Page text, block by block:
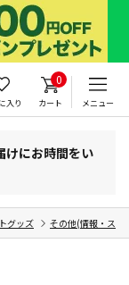
入り
0
カート メニュー
けにお時間をい
グッズ その他(情報・スポ